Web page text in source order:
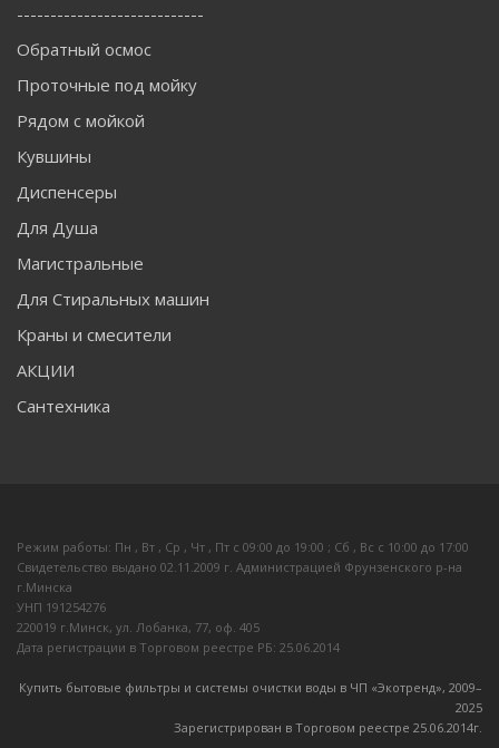
----------------------------
Обратный осмос
Проточные под мойку
Рядом с мойкой
Кувшины
Диспенсеры
Для Душа
Магистральные
Для Стиральных машин
Краны и смесители
АКЦИИ
Сантехника
Режим работы: Пн , Вт , Ср , Чт , Пт c 09:00 до 19:00 ; Сб , Вс c 10:00 до 17:00
Свидетельство выдано 02.11.2009 г. Администрацией Фрунзенского р-на
г.Минска
УНП 191254276
220019 г.Минск, ул. Лобанка, 77, оф. 405
Дата регистрации в Торговом реестре РБ: 25.06.2014
Купить бытовые фильтры и системы очистки воды в ЧП «Экотренд», 2009–
2025
Зарегистрирован в Торговом реестре 25.06.2014г.